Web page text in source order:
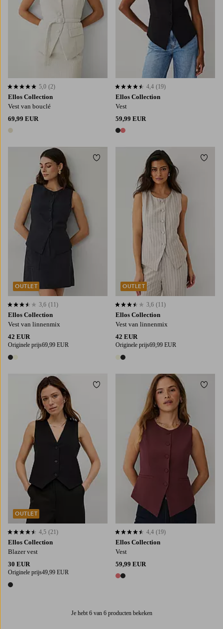
Ellos Collection
Vest van bouclé
69,99 EUR
1 kleur
5,0 op basis van 2 beoordelingen
5,0 (2)
Ellos Collection
Vest
59,99 EUR
2 kleuren
4,4 op basis van 19 beoordelingen
4,4 (19)
Ellos Collection
Vest van linnenmix
42 EUR
Originele prijs69,99 EUR
2 kleuren
3,6 op basis van 11 beoordelingen
3,6 (11)
OUTLET
Toevoegen aan favorieten
Ellos Collection
Vest van linnenmix
42 EUR
Originele prijs69,99 EUR
2 kleuren
3,6 op basis van 11 beoordelingen
3,6 (11)
OUTLET
Ellos Collection
Blazer vest
30 EUR
Originele prijs49,99 EUR
1 kleur
4,5 op basis van 21 beoordelingen
4,5 (21)
OUTLET
Toevoegen aan favorieten
Ellos Collection
Vest
59,99 EUR
2 kleuren
4,4 op basis van 19 beoordelingen
4,4 (19)
Je hebt 6 van 6 producten bekeken